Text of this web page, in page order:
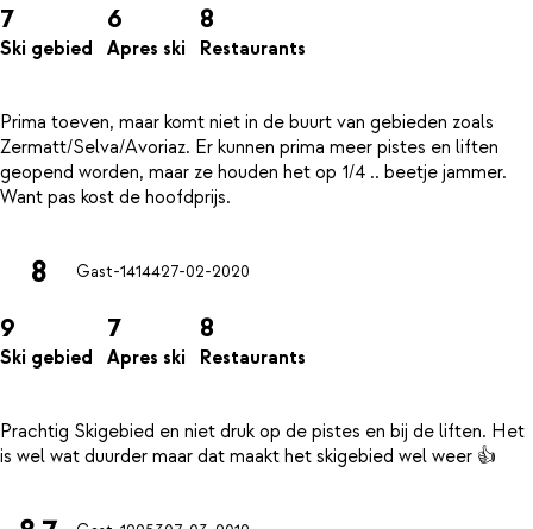
7
Ski gebied
6
Apres ski
8
Restaurants
Prima toeven, maar komt niet in de buurt van gebieden zoals
Zermatt/Selva/Avoriaz. Er kunnen prima meer pistes en liften
geopend worden, maar ze houden het op 1/4 .. beetje jammer.
8 Gast-1414427-02-2020
9
Ski gebied
7
Apres ski
8
Restaurants
Prachtig Skigebied en niet druk op de pistes en bij de liften. Het